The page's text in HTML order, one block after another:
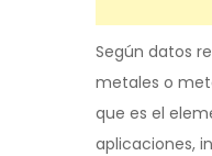
Según datos
metales o
que es el
aplicaciones,